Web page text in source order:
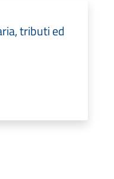
tributi ed